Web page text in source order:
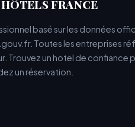
FRANCE
basé sur les données
Toutes les entreprises
Trouvez un hotel de confiance
un réservation.